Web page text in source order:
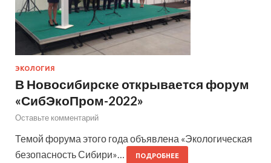
ЭКОЛОГИЯ
В Новосибирске открывается форум
«СибЭкоПром-2022»
Оставьте комментарий
Темой форума этого года объявлена «Экологическая
безопасность Сибири»…
ПОДРОБНЕЕ